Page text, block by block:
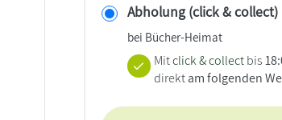
Abholung (click & collect)
bei Bücher-Heimat
Mitclick & collect bis
direktam folgenden